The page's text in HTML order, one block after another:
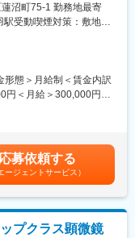
連問い合わせへの対応
の管理は徹底されてお
勤務も可能です。
の治療法等では約90％
。その治療に使用され
テルを治療部へ導くた
力を誇っています。ま
模でのシェアも拡大し
本社向け各種施策の企
り組んでいただきま
の人事戦略をリードし
まで（評価・報酬・グ
沼町75-1 勤務地最寄
受動喫煙対策：敷地内
形態＞月給制＜賃金内訳
＜月給＞300,000円～
か月）■年収例：エキ
目安の金額であり、選考
(月額)は固定手当を含め
応募依頼する
ージェントサービス）
プクラス顕微鏡